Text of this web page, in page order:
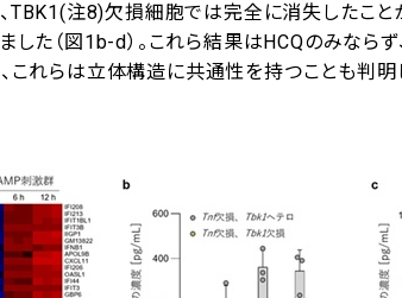
TBK1(注8)欠損細胞では完全に消失したこ
た（図1b-d）。これら結果はHCQのみなら
これらは立体構造に共通性を持つことも判明